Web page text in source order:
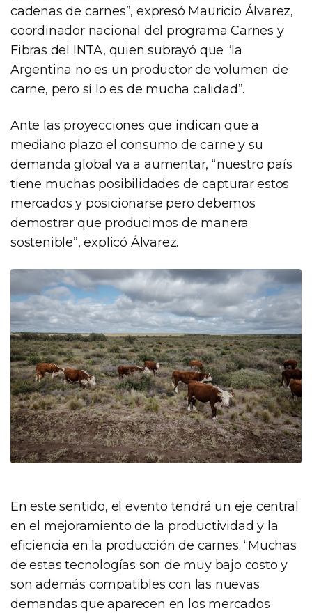
cadenas de carnes”, expresó Mauricio Álvarez,
coordinador nacional del programa Carnes y
Fibras del INTA, quien subrayó que “la
Argentina no es un productor de volumen de
carne, pero sí lo es de mucha calidad”.
Ante las proyecciones que indican que a
mediano plazo el consumo de carne y su
demanda global va a aumentar, “nuestro país
tiene muchas posibilidades de capturar estos
mercados y posicionarse pero debemos
demostrar que producimos de manera
sostenible”, explicó Álvarez.
En este sentido, el evento tendrá un eje central
en el mejoramiento de la productividad y la
eficiencia en la producción de carnes. “Muchas
de estas tecnologías son de muy bajo costo y
son además compatibles con las nuevas
demandas que aparecen en los mercados